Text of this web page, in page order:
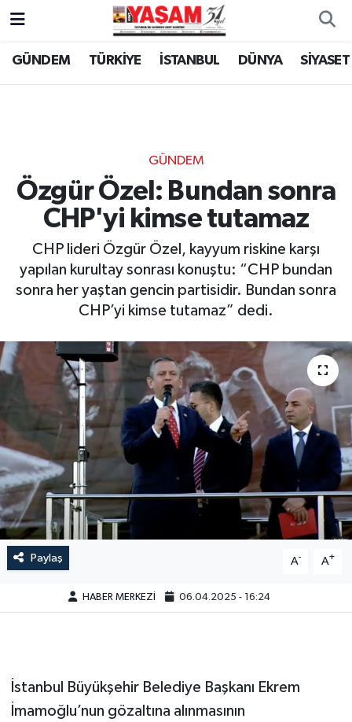
GÜNDEM TÜRKİYE İSTANBUL DÜNYA SİYASET
GÜNDEM
Özgür Özel: Bundan sonra
CHP'yi kimse tutamaz
CHP lideri Özgür Özel, kayyum riskine karşı
yapılan kurultay sonrası konuştu: “CHP bundan
sonra her yaştan gencin partisidir. Bundan sonra
CHP’yi kimse tutamaz” dedi.
Paylaş A- A+
HABER MERKEZİ 06.04.2025 - 16:24
İstanbul Büyükşehir Belediye Başkanı Ekrem
İmamoğlu’nun gözaltına alınmasının